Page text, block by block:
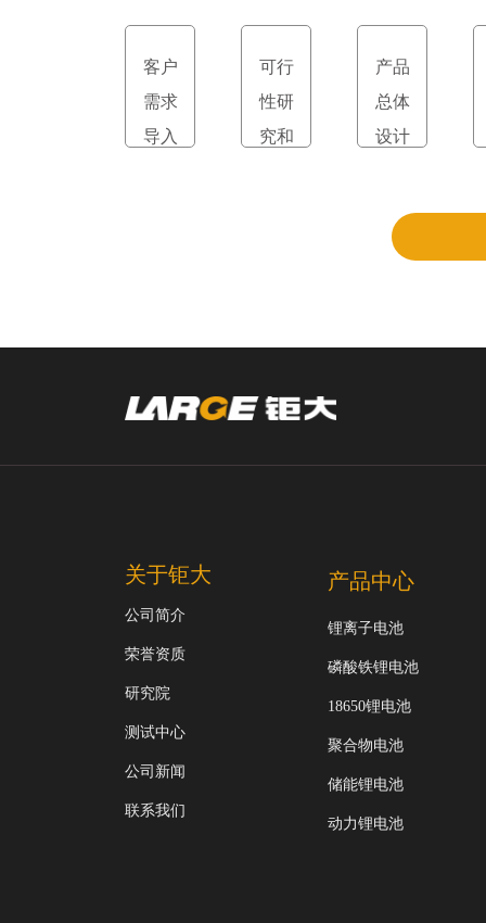
客户
需求
导入
可行
性研
究和
产品
总体
设计
关于钜大
公司简介
荣誉资质
研究院
测试中心
公司新闻
联系我们
产品中心
锂离子电池
磷酸铁锂电池
18650锂电池
聚合物电池
储能锂电池
动力锂电池